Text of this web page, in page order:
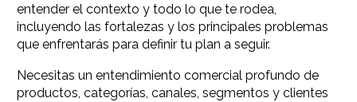
entender el contexto y todo lo que te rodea,
incluyendo las fortalezas y los principales problemas
que enfrentarás para definir tu plan a seguir.
Necesitas un entendimiento comercial profundo de
productos, categorías, canales, segmentos y clientes